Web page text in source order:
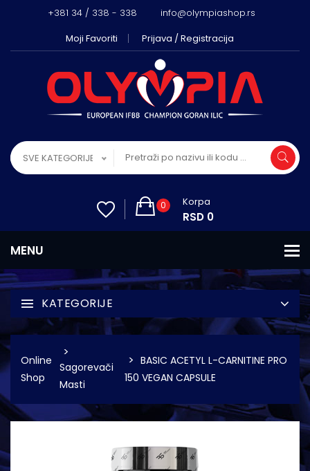
+381 34 / 338 - 338
info@olympiashop.rs
Moji Favoriti
Prijava / Registracija
SVE KATEGORIJE
0 Korpa
RSD 0
KATEGORIJE
Online
Shop
Sagorevači
Masti
BASIC ACETYL L-CARNITINE PRO
150 VEGAN CAPSULE